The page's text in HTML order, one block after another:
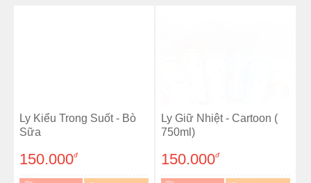
Ly Kiểu Trong Suốt - Bò
Sữa
150.000đ
Ly Giữ Nhiệt - Cartoon (
750ml)
150.000đ